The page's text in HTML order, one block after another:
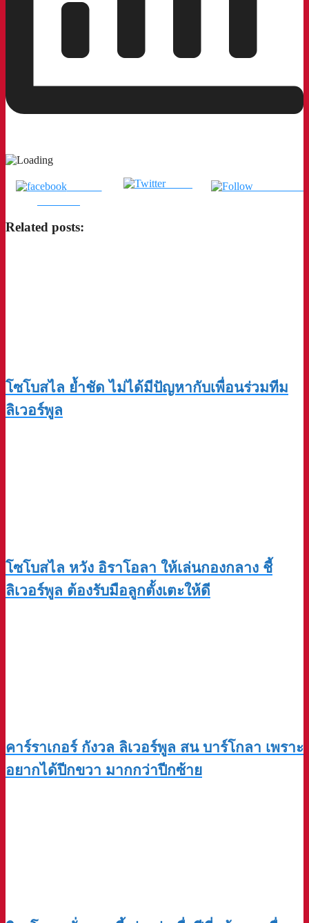
แชร์บน
Tweet
Related posts:
โซโบสไล ย้ำชัด ไม่ได้มีปัญหากับเพื่อนร่วมทีม
ลิเวอร์พูล
โซโบสไล หวัง อิราโอลา ให้เล่นกองกลาง ชี้
ลิเวอร์พูล ต้องรับมือลูกตั้งเตะให้ดี
คาร์ราเกอร์ กังวล ลิเวอร์พูล สน บาร์โกลา เพราะ
อยากได้ปีกขวา มากกว่าปีกซ้าย